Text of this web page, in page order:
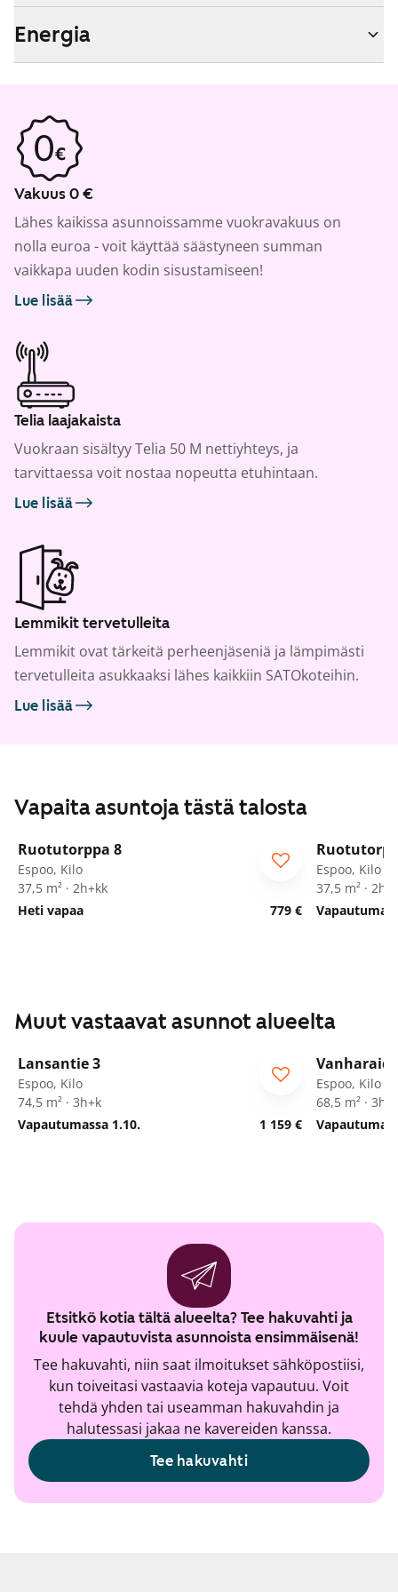
Energia
Vakuus 0 €
Lähes kaikissa asunnoissamme vuokravakuus on
nolla euroa - voit käyttää säästyneen summan
vaikkapa uuden kodin sisustamiseen!
Lue lisää
Telia laajakaista
Vuokraan sisältyy Telia 50 M nettiyhteys, ja
tarvittaessa voit nostaa nopeutta etuhintaan.
Lue lisää
Lemmikit tervetulleita
Lemmikit ovat tärkeitä perheenjäseniä ja lämpimästi
tervetulleita asukkaaksi lähes kaikkiin SATOkoteihin.
Lue lisää
Vapaita asuntoja tästä talosta
/19
ARA
Ruotutorppa 8
Espoo, Kilo
37,5 m² · 2h+kk
Heti vapaa
779 €
ARA
Espoo, Kilo
37,5 m² ·
Muut vastaavat asunnot alueelta
Lansantie 3
Espoo, Kilo
74,5 m² · 3h+k
Vapautumassa 1.10.
1 159 €
Espoo, Kilo
68,5 m² ·
Etsitkö kotia tältä alueelta? Tee hakuvahti ja
kuule vapautuvista asunnoista ensimmäisenä!
Tee hakuvahti, niin saat ilmoitukset sähköpostiisi,
kun toiveitasi vastaavia koteja vapautuu. Voit
tehdä yhden tai useamman hakuvahdin ja
halutessasi jakaa ne kavereiden kanssa.
Tee hakuvahti